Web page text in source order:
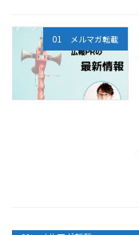
01 メルマガ転載